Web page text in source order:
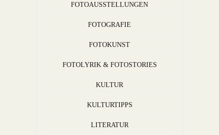
FOTOAUSSTELLUNGEN
FOTOGRAFIE
FOTOKUNST
FOTOLYRIK & FOTOSTORIES
KULTUR
KULTURTIPPS
LITERATUR